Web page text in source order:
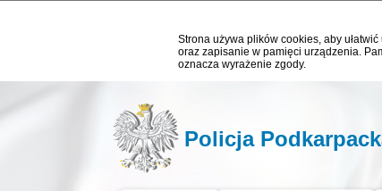
Strona używa plików cookies, aby
oraz zapisanie w pamięci urządzenia.
oznacza wyrażenie zgody.
Policja